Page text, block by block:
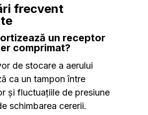
frecvent
un receptor
comprimat?
de stocare a aerului
ca un tampon între
și fluctuațiile de presiune
schimbarea cererii.